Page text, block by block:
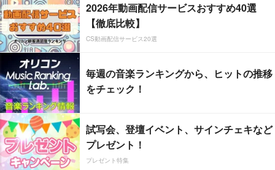
2026年動画配信サービスおすすめ40選
【徹底比較】
CS動画配信サービス20選
毎週の音楽ランキングから、ヒットの推移
をチェック！
試写会、登壇イベント、サインチェキなど
プレゼント！
プレゼント特集